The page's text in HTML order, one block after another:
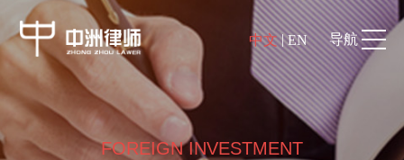
中文|EN 导航
FOREIGN INVESTMENT